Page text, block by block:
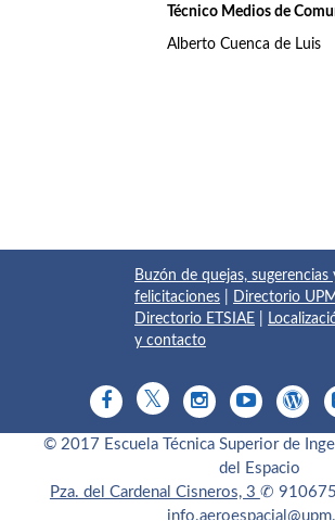
Técnico Medios de
Alberto Cuenca de
Buzón de quejas, sugerencias
felicitaciones
Directorio UPM
Directorio ETSIAE
y contacto
© 2017 Escuela Técnica Superior de
del Espacio
Pza. del Cardenal Cisneros, 3 ✆